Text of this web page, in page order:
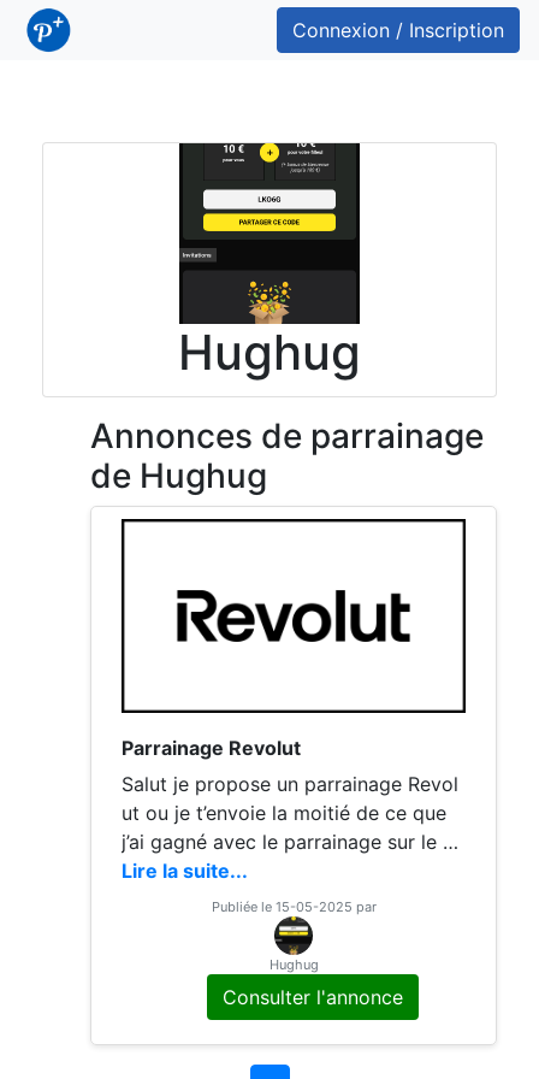
Connexion / Inscription
Hughug
Annonces de parrainage
de Hughug
Parrainage Revolut
Salut je propose un parrainage Revol
ut ou je t’envoie la moitié de ce que
j’ai gagné avec le parrainage sur le co
mpte Revolut que tu viens de crée
Lire la suite...
Publiée le 15-05-2025 par
Hughug
Consulter l'annonce